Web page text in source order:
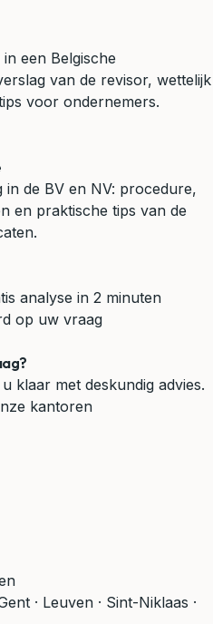
een Belgische
van de revisor, wettelijk
voor ondernemers.
de BV en NV: procedure,
en praktische tips van de
analyse in 2 minuten
op uw vraag
klaar met deskundig advies.
kantoren
· Leuven · Sint-Niklaas ·